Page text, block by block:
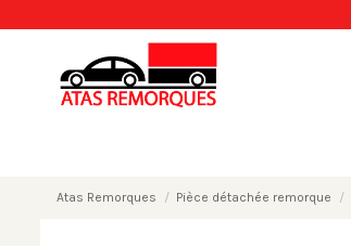
Atas Remorques Pièce détachée remorque